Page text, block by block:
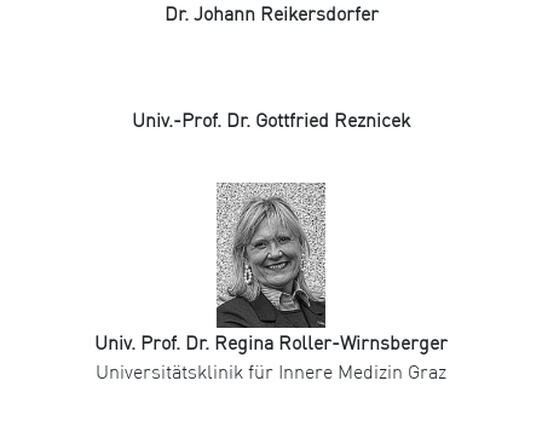
Dr. Johann Reikersdorfer
Univ.-Prof. Dr. Gottfried Reznicek
Univ. Prof. Dr. Regina Roller-Wirnsberger
Universitätsklinik für Innere Medizin Graz